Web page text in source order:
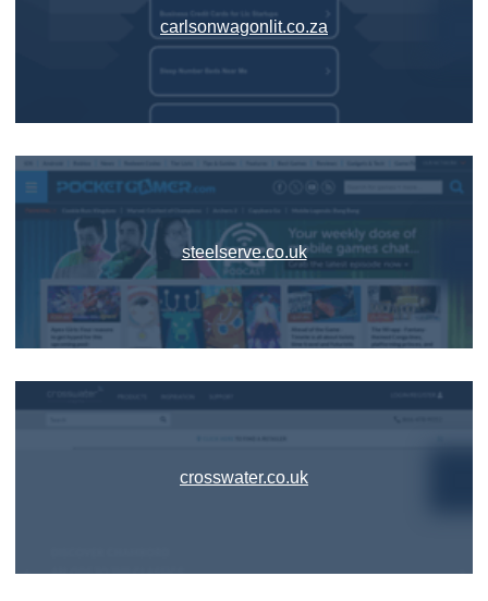
carlsonwagonlit.co.za
steelserve.co.uk
crosswater.co.uk